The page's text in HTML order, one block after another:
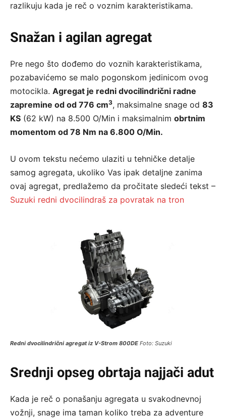
razlikuju kada je reč o voznim karakteristikama.
Snažan i agilan agregat
Pre nego što dođemo do voznih karakteristikama,
pozabavićemo se malo pogonskom jedinicom ovog
motocikla. Agregat je redni dvocilindrični radne
zapremine od od 776 cm3, maksimalne snage od 83
KS (62 kW) na 8.500 O/Min i maksimalnim obrtnim
momentom od 78 Nm na 6.800 O/Min.
U ovom tekstu nećemo ulaziti u tehničke detalje
samog agregata, ukoliko Vas ipak detaljne zanima
ovaj agregat, predlažemo da pročitate sledeći tekst –
Suzuki redni dvocilindraš za povratak na tron
Redni dvocilindrični agregat iz V-Strom 800DE Foto: Suzuki
Srednji opseg obrtaja najjači adut
Kada je reč o ponašanju agregata u svakodnevnoj
vožnji, snage ima taman koliko treba za adventure